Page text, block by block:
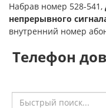
Набрав номер 528-541,
непрерывного
внутренний номер
Телефон